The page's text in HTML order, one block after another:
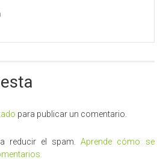
para publicar un comentario.
reducir el spam.Aprende cómo se